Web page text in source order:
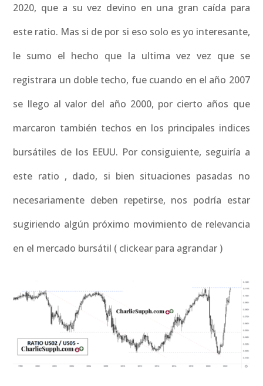
2020, que a su vez devino en una gran caída para
este ratio. Mas si de por si eso solo es yo interesante,
le sumo el hecho que la ultima vez vez que se
registrara un doble techo, fue cuando en el año 2007
se llego al valor del año 2000, por cierto años que
marcaron también techos en los principales indices
bursátiles de los EEUU. Por consiguiente, seguiría a
este ratio , dado, si bien situaciones pasadas no
necesariamente deben repetirse, nos podría estar
sugiriendo algún próximo movimiento de relevancia
en el mercado bursátil ( clickear para agrandar )